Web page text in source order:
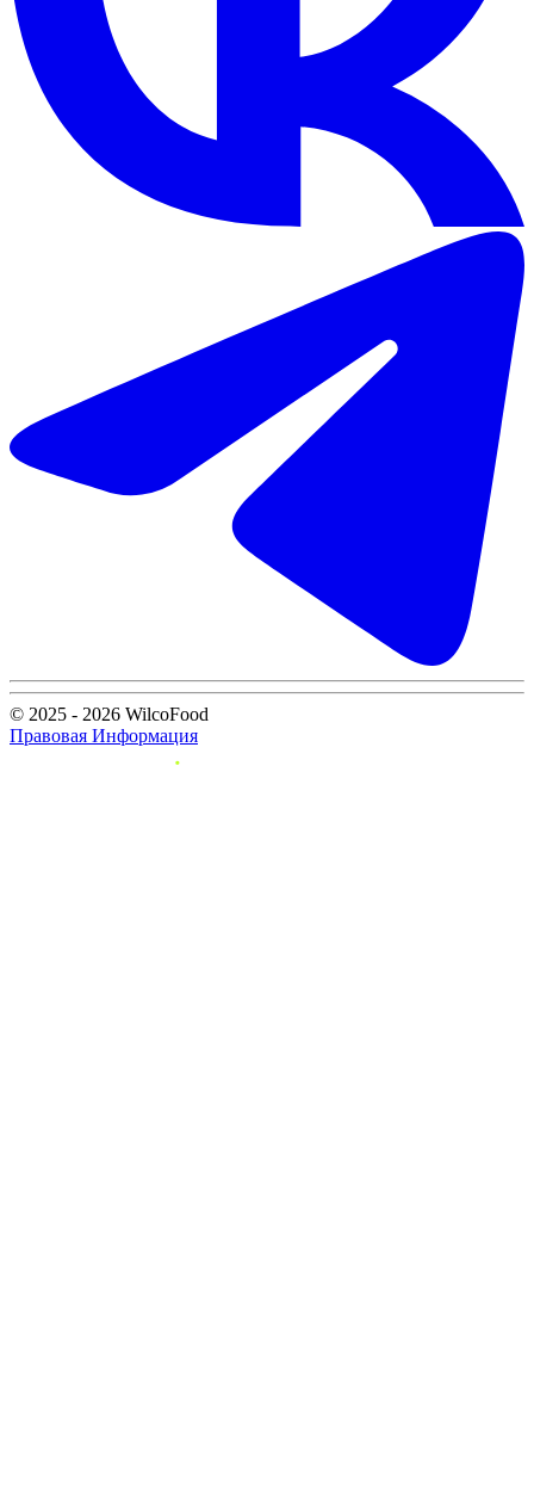
© 2025 - 2026 WilcoFood
Правовая Информация